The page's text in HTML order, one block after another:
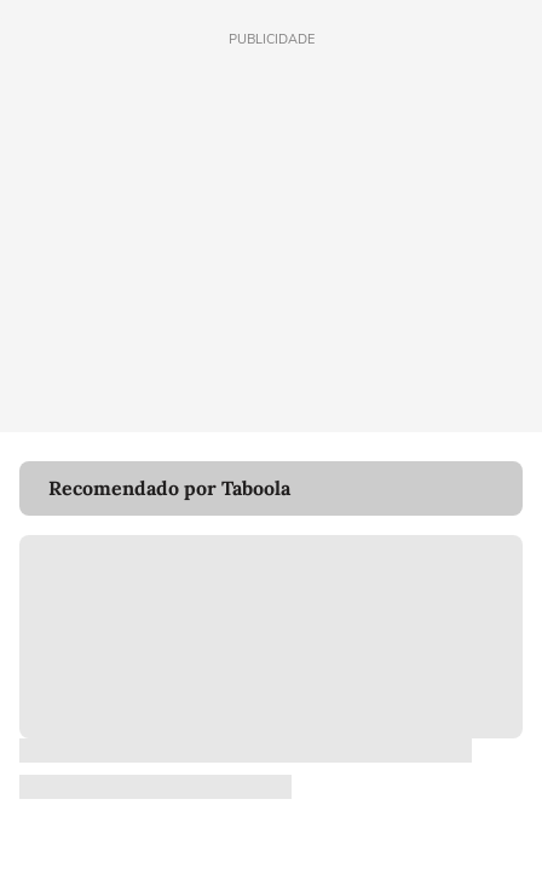
PUBLICIDADE
Recomendado por Taboola